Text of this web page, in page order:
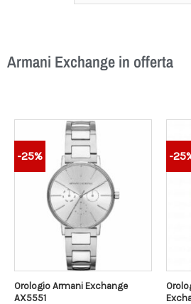
Armani Exchange in offerta
-25%
Orologio Armani Exchange
AX5551
-